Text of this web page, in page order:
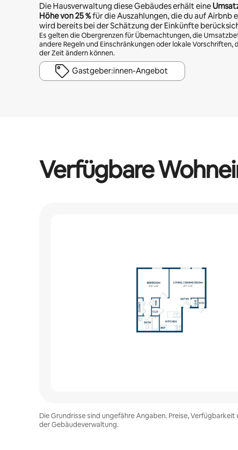
Die Hausverwaltung diese Gebäudes erhält eine
Höhe von25 %für die Auszahlungen, die du auf Airbnb
wird bereits bei der Schätzung der Einkünfte
Es gelten die Obergrenzen für Übernachtungen, die
andere Regeln und Einschränkungen oder lokale Vorschriften,
der Zeit ändern können.
Gastgeber:innen-Angebot
Verfügbare
Die Grundrisse sind ungefähre Angaben. Preise,
der Gebäudeverwaltung.